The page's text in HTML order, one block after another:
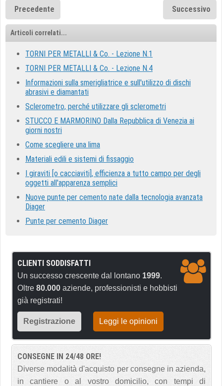
Precedente Successivo
Articoli correlati...
TORNI PER METALLI & Co. - Lezione N.1
TORNI PER METALLI & Co. - Lezione N.4
Informazioni sulla smerigliatrice e sull'utilizzo di dischi
abrasivi e diamantati
Sclerometro, perché utilizzare gli sclerometri
STUCCO E MARMORINO Dalla Repubblica di Venezia ai
giorni nostri
Come scegliere una lima
Materiali edili e sistemi di fissaggio
I giraviti [o cacciaviti], efficienza a tutto campo per degli
oggetti all'apparenza semplici
Nuove punte per cemento nate dalla tecnologia avanzata
Diager
Punte per cemento Diager
CLIENTI SODDISFATTI
Un successo crescente dal lontano 1999.
Oltre 80.000 aziende, professionisti e hobbisti
già registrati!
Registrazione Leggi le opinioni
CONSEGNE IN 24/48 ORE!
Diverse modalità d'acquisto per consegne in azienda,
in cantiere o al vostro domicilio, con tempi di